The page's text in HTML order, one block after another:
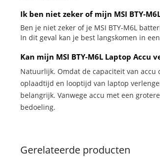
Ik ben niet zeker of mijn MSI BTY-
Ben je niet zeker of je MSI BTY-M6L
In dit geval kan je best langskomen in
Kan mijn MSI BTY-M6L Laptop
Natuurlijk. Omdat de capaciteit van
oplaadtijd en looptijd van laptop
belangrijk. Vanwege accu met een
bedoeling.
Gerelateerde producten